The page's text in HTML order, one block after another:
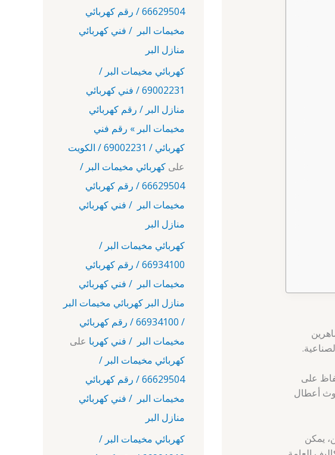
على
أعطال
يمكن
66629504 / رقم كهربائي
مخيمات البر / فني كهربائي
منازل البر
كهربائي مخيمات البر /
69002231 / فني كهربائي
منازل البر / رقم كهربائي
مخيمات البر » رقم فني
كهربائي / 69002231 / الكويت
على كهربائي مخيمات البر /
66629504 / رقم كهربائي
مخيمات البر / فني كهربائي
منازل البر
كهربائي مخيمات البر /
66934100 / رقم كهربائي
مخيمات البر / فني كهربائي
منازل البر كهربائي مخيمات البر
/ 66934100 / رقم كهربائي
مخيمات البر / فني كهربا على
كهربائي مخيمات البر /
66629504 / رقم كهربائي
مخيمات البر / فني كهربائي
منازل البر
كهربائي مخيمات البر /